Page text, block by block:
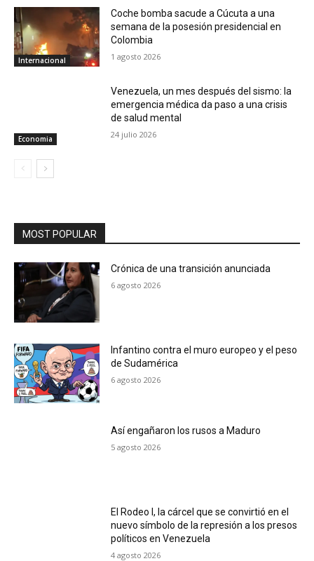
Internacional
Coche bomba sacude a Cúcuta a una
semana de la posesión presidencial en
Colombia
1 agosto 2026
Economia
Venezuela, un mes después del sismo: la
emergencia médica da paso a una crisis
de salud mental
24 julio 2026
MOST POPULAR
Crónica de una transición anunciada
6 agosto 2026
Infantino contra el muro europeo y el peso
de Sudamérica
6 agosto 2026
Así engañaron los rusos a Maduro
5 agosto 2026
El Rodeo I, la cárcel que se convirtió en el
nuevo símbolo de la represión a los presos
políticos en Venezuela
4 agosto 2026